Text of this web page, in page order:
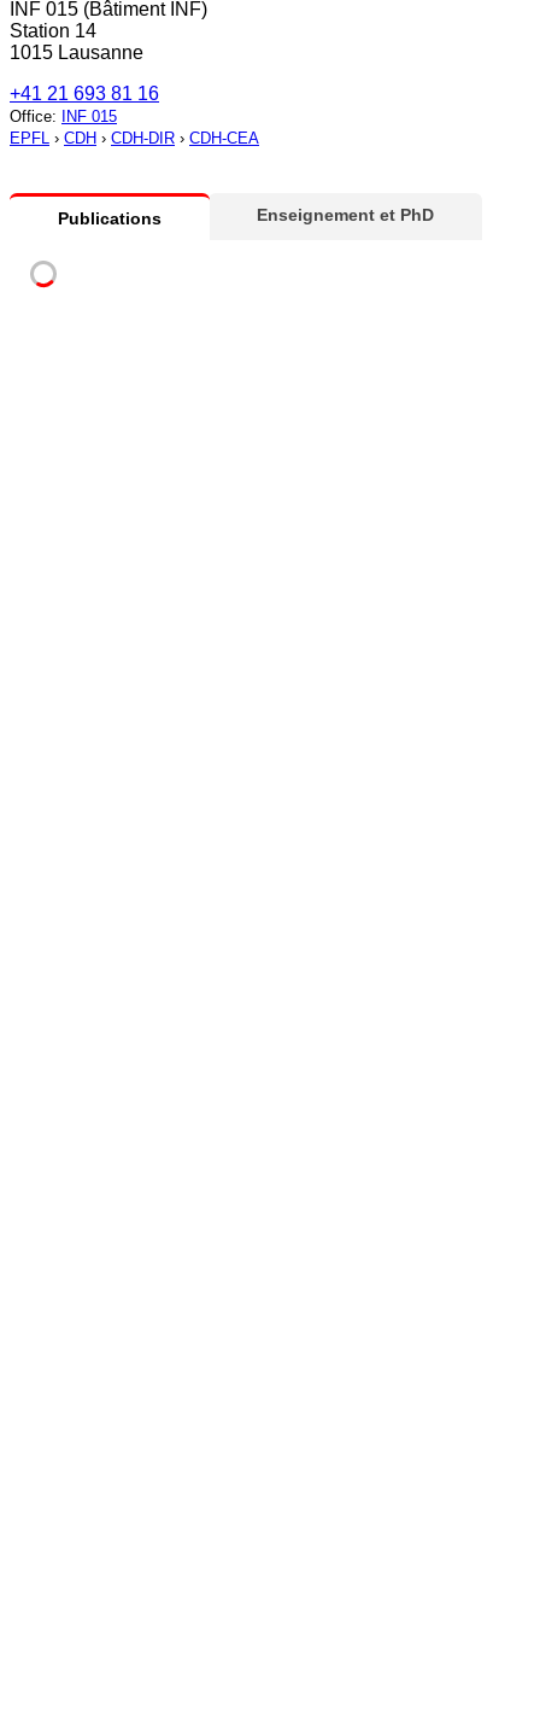
INF 015 (Bâtiment INF)
Station 14
1015 Lausanne
+41 21 693 81 16
Office: INF 015
EPFL › CDH › CDH-DIR › CDH-CEA
Publications Enseignement et PhD